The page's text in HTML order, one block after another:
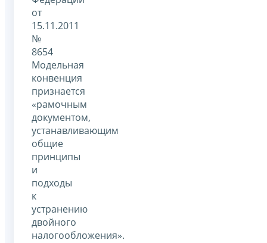
от
15.11.2011
№
8654
Модельная
конвенция
признается
«рамочным
документом,
устанавливающим
общие
принципы
и
подходы
к
устранению
двойного
налогообложения».